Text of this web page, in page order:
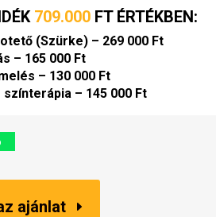
709.000 FTÉRTÉKBEN:
(Szürke) – 269 000 Ft
– 165 000 Ft
– 130 000 Ft
színterápia – 145 000 Ft
ajánlat